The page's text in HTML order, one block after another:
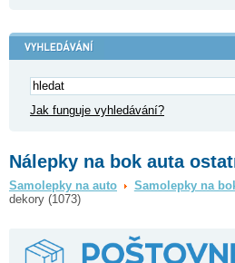
Jak funguje vyhledávání?
Nálepky na bok auta
Samolepky na auto Samolepky na
dekory (1073)